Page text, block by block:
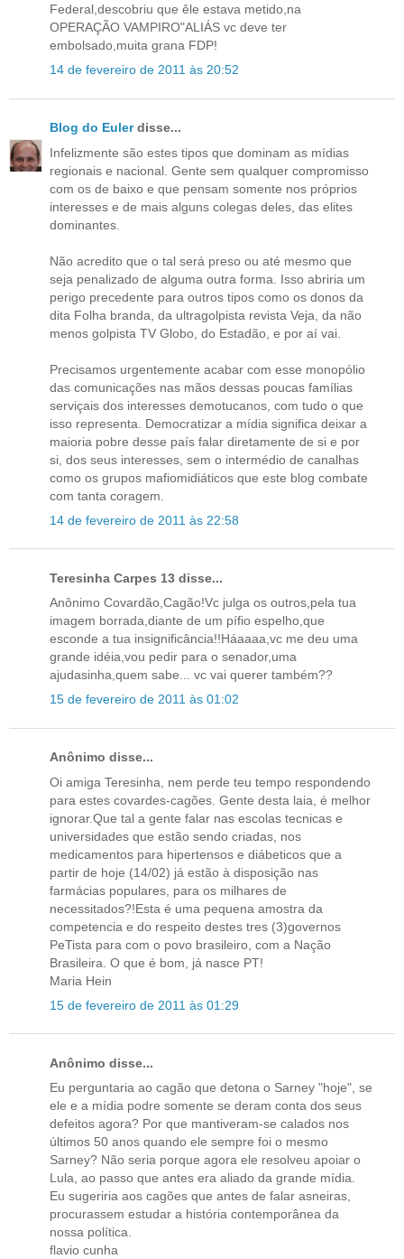
Federal,descobriu que êle estava metido,na
OPERAÇÃO VAMPIRO"ALIÁS vc deve ter
embolsado,muita grana FDP!
14 de fevereiro de 2011 às 20:52
Blog do Eulerdisse...
Infelizmente são estes tipos que dominam as mídias
regionais e nacional. Gente sem qualquer compromisso
com os de baixo e que pensam somente nos próprios
interesses e de mais alguns colegas deles, das elites
dominantes.
Não acredito que o tal será preso ou até mesmo que
seja penalizado de alguma outra forma. Isso abriria um
perigo precedente para outros tipos como os donos da
dita Folha branda, da ultragolpista revista Veja, da não
menos golpista TV Globo, do Estadão, e por aí vai.
Precisamos urgentemente acabar com esse monopólio
das comunicações nas mãos dessas poucas famílias
serviçais dos interesses demotucanos, com tudo o que
isso representa. Democratizar a mídia significa deixar a
maioria pobre desse país falar diretamente de si e por
si, dos seus interesses, sem o intermédio de canalhas
como os grupos mafiomidiáticos que este blog combate
com tanta coragem.
14 de fevereiro de 2011 às 22:58
Teresinha Carpes 13 disse...
Anônimo Covardão,Cagão!Vc julga os outros,pela tua
imagem borrada,diante de um pífio espelho,que
esconde a tua insignificância!!Háaaaa,vc me deu uma
grande idéia,vou pedir para o senador,uma
ajudasinha,quem sabe... vc vai querer também??
15 de fevereiro de 2011 às 01:02
Anônimo disse...
Oi amiga Teresinha, nem perde teu tempo respondendo
para estes covardes-cagões. Gente desta laia, é melhor
ignorar.Que tal a gente falar nas escolas tecnicas e
universidades que estão sendo criadas, nos
medicamentos para hipertensos e diábeticos que a
partir de hoje (14/02) já estão à disposição nas
farmácias populares, para os milhares de
necessitados?!Esta é uma pequena amostra da
competencia e do respeito destes tres (3)governos
PeTista para com o povo brasileiro, com a Nação
Brasileira. O que é bom, já nasce PT!
Maria Hein
15 de fevereiro de 2011 às 01:29
Anônimo disse...
Eu perguntaria ao cagão que detona o Sarney "hoje", se
ele e a mídia podre somente se deram conta dos seus
defeitos agora? Por que mantiveram-se calados nos
últimos 50 anos quando ele sempre foi o mesmo
Sarney? Não seria porque agora ele resolveu apoiar o
Lula, ao passo que antes era aliado da grande mídia.
Eu sugeriria aos cagões que antes de falar asneiras,
procurassem estudar a história contemporânea da
nossa política.
flavio cunha